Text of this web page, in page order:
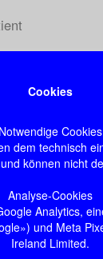
Cookies
Notwendige Cookies
dem technisch
können nicht
Analyse-Cookies
Analytics,
und Meta
Ireland Limited.
Interaktion